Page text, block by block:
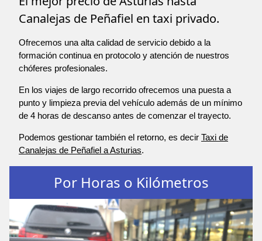
Canalejas de Peñafiel en taxi privado.
Ofrecemos una alta calidad de servicio debido a la
formación continua en protocolo y atención de nuestros
chóferes profesionales.
En los viajes de largo recorrido ofrecemos una puesta a
punto y limpieza previa del vehículo además de un mínimo
de 4 horas de descanso antes de comenzar el trayecto.
Podemos gestionar también el retorno, es decir Taxi de
Canalejas de Peñafiel a Asturias.
Por Horas o Kilómetros